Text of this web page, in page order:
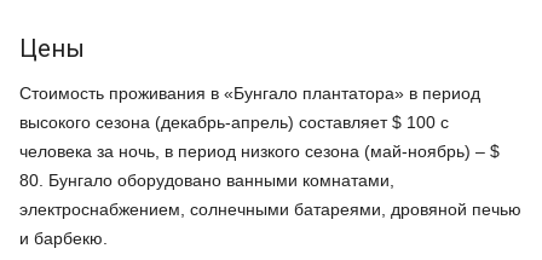
Цены
Стоимость проживания в «Бунгало плантатора» в период
высокого сезона (декабрь-апрель) составляет $ 100 с
человека за ночь, в период низкого сезона (май-ноябрь) – $
80. Бунгало оборудовано ванными комнатами,
электроснабжением, солнечными батареями, дровяной печью
и барбекю.